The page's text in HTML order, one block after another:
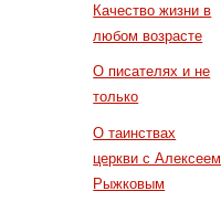
Качество жизни в
любом возрасте
О писателях и не
только
О таинствах
церкви с Алексеем
Рыжковым